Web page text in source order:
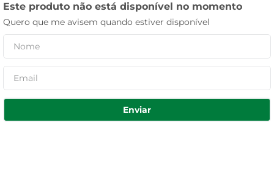
Este produto não está disponível no momento
Quero que me avisem quando estiver disponível
Enviar